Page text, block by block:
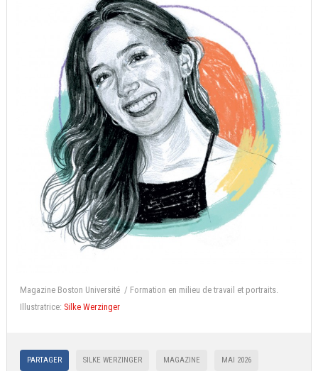
Magazine Boston Université / Formation en milieu de travail et portraits.
Illustratrice: Silke Werzinger
PARTAGER SILKE WERZINGER MAGAZINE MAI 2026